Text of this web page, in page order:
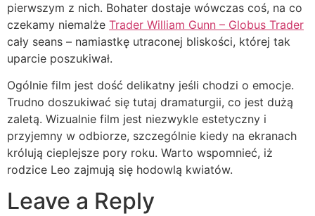
pierwszym z nich. Bohater dostaje wówczas coś, na co
czekamy niemalże Trader William Gunn – Globus Trader
cały seans – namiastkę utraconej bliskości, której tak
uparcie poszukiwał.
Ogólnie film jest dość delikatny jeśli chodzi o emocje.
Trudno doszukiwać się tutaj dramaturgii, co jest dużą
zaletą. Wizualnie film jest niezwykle estetyczny i
przyjemny w odbiorze, szczególnie kiedy na ekranach
królują cieplejsze pory roku. Warto wspomnieć, iż
rodzice Leo zajmują się hodowlą kwiatów.
Leave a Reply